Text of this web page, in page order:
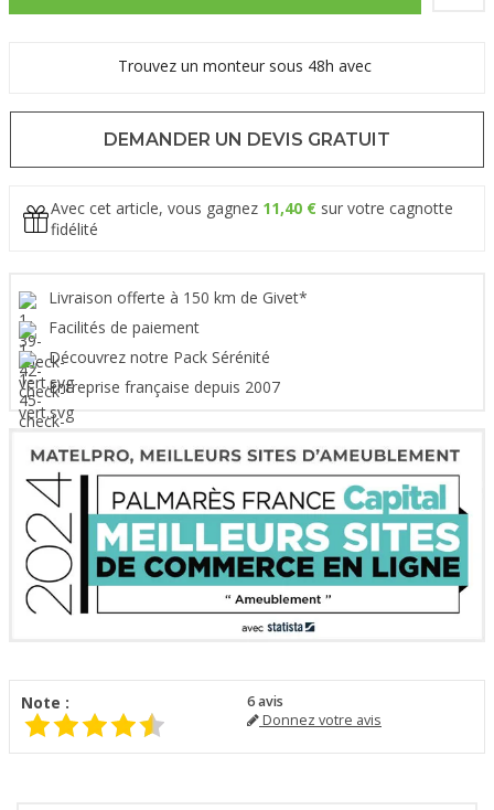
Trouvez un monteur sous 48h avec
DEMANDER UN DEVIS GRATUIT
Avec cet article, vous gagnez 11,40 € sur votre cagnotte
fidélité
Livraison offerte à 150 km de Givet*
Facilités de paiement
Découvrez notre Pack Sérénité
Entreprise française depuis 2007
Note : 6avis
Donnez votre avis